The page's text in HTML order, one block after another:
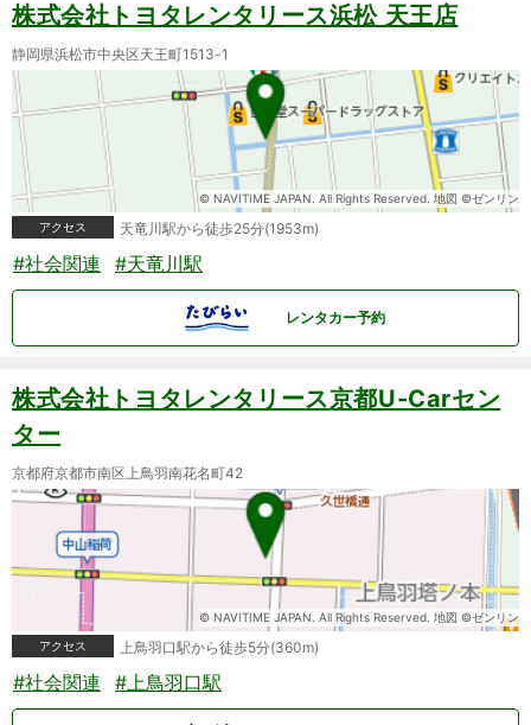
株式会社トヨタレンタリース浜松 天王店
静岡県浜松市中央区天王町1513-1
© NAVITIME JAPAN. All Rights Reserved. 地図 ©ゼンリン
アクセス
天竜川駅から徒歩25分(1953m)
#社会関連 #天竜川駅
レンタカー予約
株式会社トヨタレンタリース京都U-Carセン
ター
京都府京都市南区上鳥羽南花名町42
© NAVITIME JAPAN. All Rights Reserved. 地図 ©ゼンリン
アクセス
上鳥羽口駅から徒歩5分(360m)
#社会関連 #上鳥羽口駅